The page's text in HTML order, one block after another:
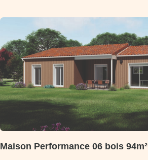
Maison Performance 06 bois 94m²